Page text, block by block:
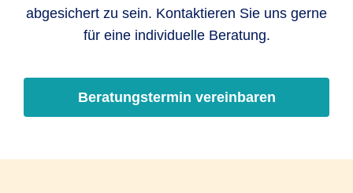
abgesichert zu sein. Kontaktieren Sie uns gerne
für eine individuelle Beratung.
Beratungstermin vereinbaren